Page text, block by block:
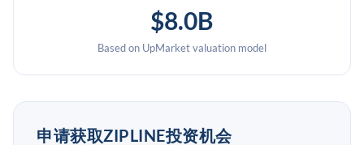
$8.0B
Based on UpMarket valuation model
申请获取ZIPLINE投资机会